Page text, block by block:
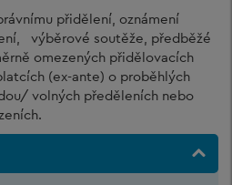
přidělení, oznámení
výběrové soutěže, předběžé
omezených přidělovacích
(ex-ante) o proběhlých
volných předěleních nebo